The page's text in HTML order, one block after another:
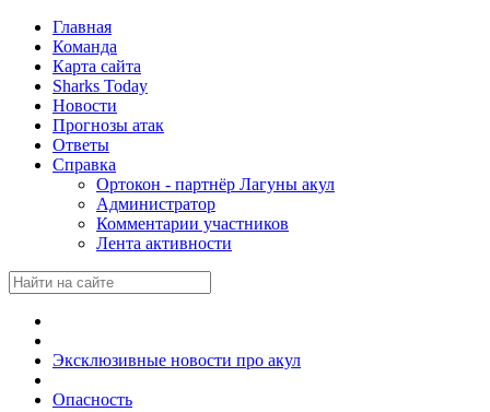
Главная
Команда
Карта сайта
Sharks Today
Новости
Прогнозы атак
Ответы
Справка
Ортокон - партнёр Лагуны акул
Администратор
Комментарии участников
Лента активности
Эксклюзивные новости про акул
Опасность